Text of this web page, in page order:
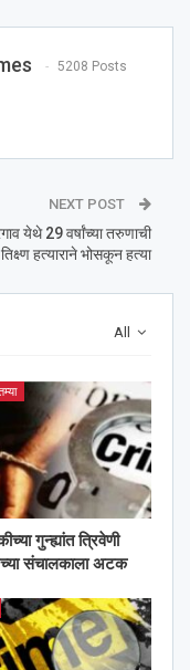
5208 Posts
NEXT POST
येथे 29 वर्षांच्या तरुणाची
तिक्ष्ण हत्याराने भोसकून हत्या
All
गुन्ह्यांत त्रिवेणी
संचालकाला अटक